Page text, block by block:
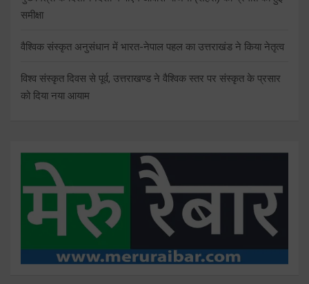
समीक्षा
वैश्विक संस्कृत अनुसंधान में भारत-नेपाल पहल का उत्तराखंड ने किया नेतृत्व
विश्व संस्कृत दिवस से पूर्व, उत्तराखण्ड ने वैश्विक स्तर पर संस्कृत के प्रसार
को दिया नया आयाम